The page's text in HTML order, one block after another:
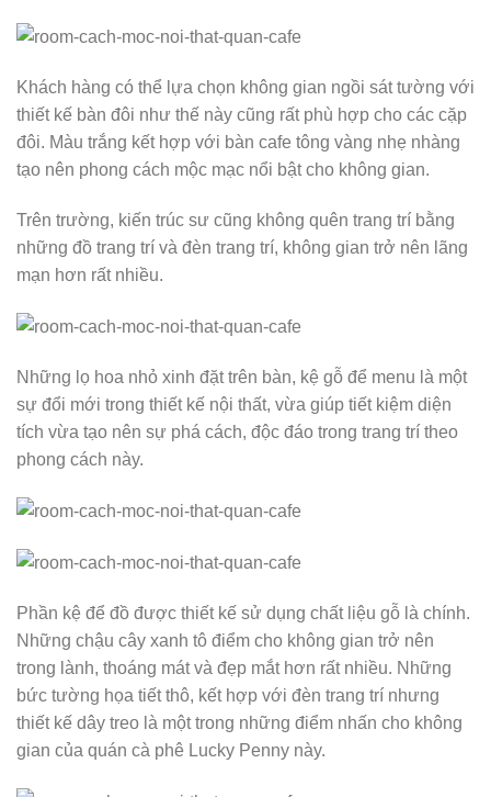
Khách hàng có thể lựa chọn không gian ngồi sát tường với
thiết kế bàn đôi như thế này cũng rất phù hợp cho các cặp
đôi. Màu trắng kết hợp với bàn cafe tông vàng nhẹ nhàng
tạo nên phong cách mộc mạc nổi bật cho không gian.
Trên trường, kiến ​​trúc sư cũng không quên trang trí bằng
những đồ trang trí và đèn trang trí, không gian trở nên lãng
mạn hơn rất nhiều.
Những lọ hoa nhỏ xinh đặt trên bàn, kệ gỗ để menu là một
sự đổi mới trong thiết kế nội thất, vừa giúp tiết kiệm diện
tích vừa tạo nên sự phá cách, độc đáo trong trang trí theo
phong cách này.
Phần kệ để đồ được thiết kế sử dụng chất liệu gỗ là chính.
Những chậu cây xanh tô điểm cho không gian trở nên
trong lành, thoáng mát và đẹp mắt hơn rất nhiều. Những
bức tường họa tiết thô, kết hợp với đèn trang trí nhưng
thiết kế dây treo là một trong những điểm nhấn cho không
gian của quán cà phê Lucky Penny này.